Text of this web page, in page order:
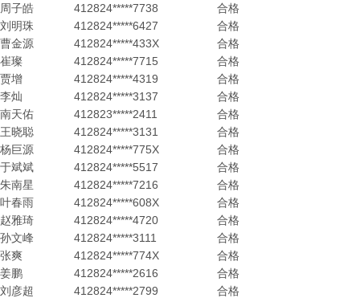
周子皓
412824*****7738
合格
刘明珠
412824*****6427
合格
曹金源
412824*****433X
合格
崔璨
412824*****7715
合格
贾增
412824*****4319
合格
李灿
412824*****3137
合格
南天佑
412823*****2411
合格
王晓聪
412824*****3131
合格
杨巨源
412824*****775X
合格
于斌斌
412824*****5517
合格
朱南星
412824*****7216
合格
叶春雨
412824*****608X
合格
赵雅琦
412824*****4720
合格
孙文峰
412824*****3111
合格
张爽
412824*****774X
合格
姜鹏
412824*****2616
合格
刘彦超
412824*****2799
合格